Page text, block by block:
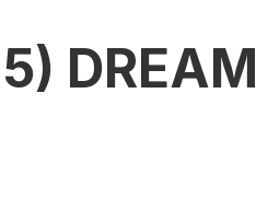
DREAM